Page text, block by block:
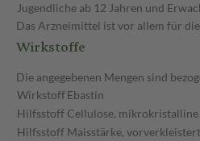
Jugendliche ab 12 Jahren und
Das Arzneimittel ist vor allem für
Wirkstoffe
Die angegebenen Mengen sind
WirkstoffEbastin
Hilfsstoff Cellulose, mikrokristalline
Hilfsstoff Maisstärke, vorverkleistert